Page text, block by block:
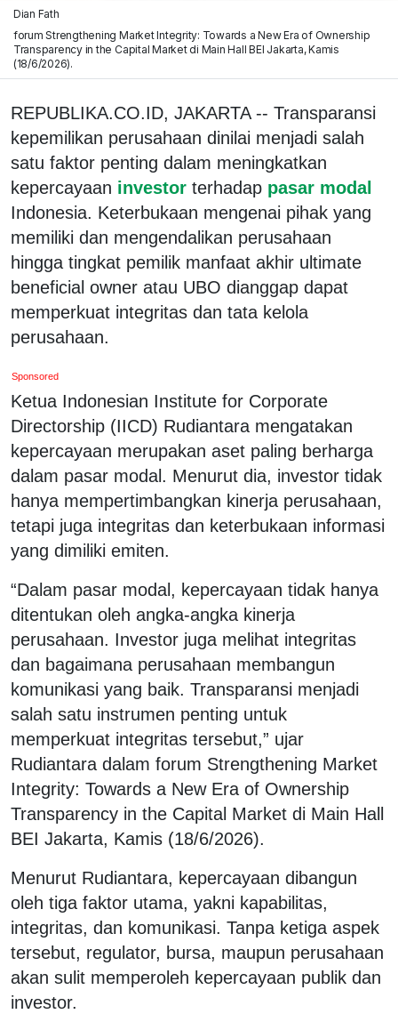
Dian Fath
forum Strengthening Market Integrity: Towards a New Era of Ownership
Transparency in the Capital Market di Main Hall BEI Jakarta, Kamis
(18/6/2026).
REPUBLIKA.CO.ID, JAKARTA -- Transparansi
kepemilikan perusahaan dinilai menjadi salah
satu faktor penting dalam meningkatkan
kepercayaan investor terhadap pasar modal
Indonesia. Keterbukaan mengenai pihak yang
memiliki dan mengendalikan perusahaan
hingga tingkat pemilik manfaat akhir ultimate
beneficial owner atau UBO dianggap dapat
memperkuat integritas dan tata kelola
perusahaan.
Sponsored
Ketua Indonesian Institute for Corporate
Directorship (IICD) Rudiantara mengatakan
kepercayaan merupakan aset paling berharga
dalam pasar modal. Menurut dia, investor tidak
hanya mempertimbangkan kinerja perusahaan,
tetapi juga integritas dan keterbukaan informasi
yang dimiliki emiten.
“Dalam pasar modal, kepercayaan tidak hanya
ditentukan oleh angka-angka kinerja
perusahaan. Investor juga melihat integritas
dan bagaimana perusahaan membangun
komunikasi yang baik. Transparansi menjadi
salah satu instrumen penting untuk
memperkuat integritas tersebut,” ujar
Rudiantara dalam forum Strengthening Market
Integrity: Towards a New Era of Ownership
Transparency in the Capital Market di Main Hall
BEI Jakarta, Kamis (18/6/2026).
Menurut Rudiantara, kepercayaan dibangun
oleh tiga faktor utama, yakni kapabilitas,
integritas, dan komunikasi. Tanpa ketiga aspek
tersebut, regulator, bursa, maupun perusahaan
akan sulit memperoleh kepercayaan publik dan
investor.